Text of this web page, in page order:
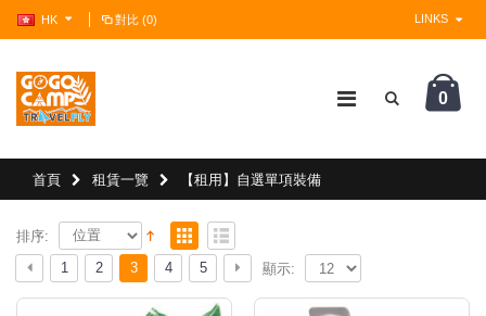
HK 對比 (0) LINKS
0
首頁 租賃一覽 【租用】自選單項裝備
排序:
1
2 3 4 5 顯示: